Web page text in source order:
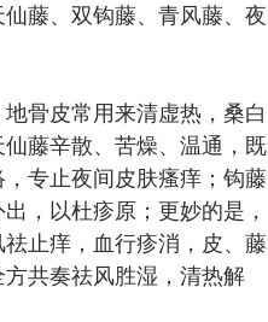
藤、双钩藤、青风藤、夜
骨皮常用来清虚热，桑白
藤辛散、苦燥、温通，既
专止夜间皮肤瘙痒；钩藤
，以杜疹原；更妙的是，
止痒，血行疹消，皮、藤
共奏祛风胜湿，清热解